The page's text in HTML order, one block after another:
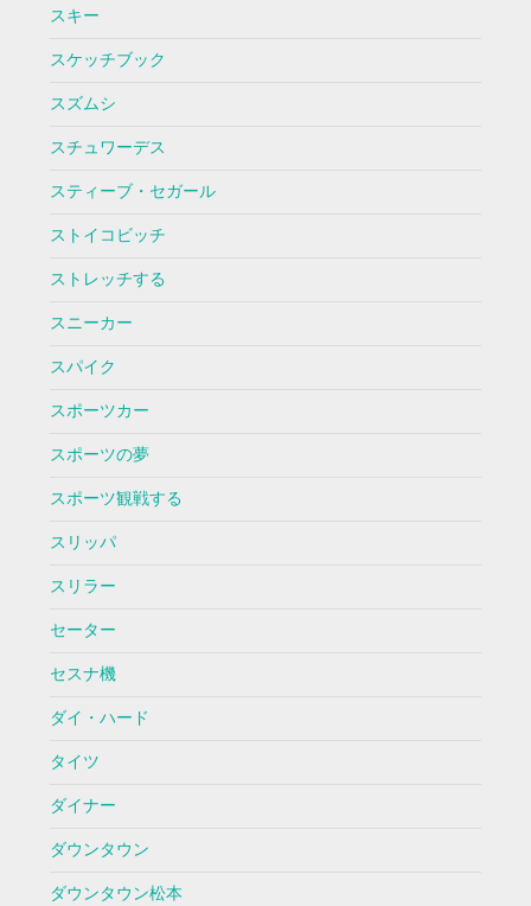
スキー
スケッチブック
スズムシ
スチュワーデス
スティーブ・セガール
ストイコビッチ
ストレッチする
スニーカー
スパイク
スポーツカー
スポーツの夢
スポーツ観戦する
スリッパ
スリラー
セーター
セスナ機
ダイ・ハード
タイツ
ダイナー
ダウンタウン
ダウンタウン松本